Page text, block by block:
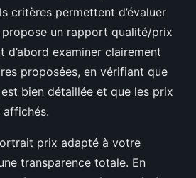
critères permettent d’évaluer
un rapport qualité/prix
d’abord examiner clairement
proposées, en vérifiant que
bien détaillée et que les prix
prix adapté à votre
transparence totale. En